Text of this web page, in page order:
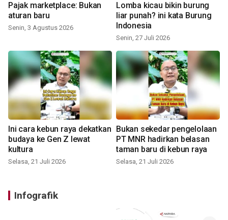
Pajak marketplace: Bukan
aturan baru
Senin, 3 Agustus 2026
Lomba kicau bikin burung
liar punah? ini kata Burung
Indonesia
Senin, 27 Juli 2026
Ini cara kebun raya dekatkan
budaya ke Gen Z lewat
kultura
Selasa, 21 Juli 2026
Bukan sekedar pengelolaan
PT MNR hadirkan belasan
taman baru di kebun raya
Selasa, 21 Juli 2026
Infografik